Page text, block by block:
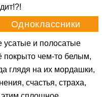
усатые и полосатые
покрыто чем-то белым,
глядя на их мордашки,
счастья, страха,